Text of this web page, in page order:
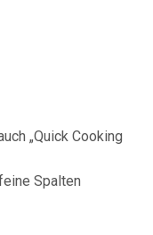
„Quick Cooking
Spalten